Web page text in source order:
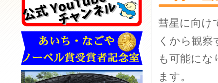
彗星に向け
くから観
も可能にな
ます。